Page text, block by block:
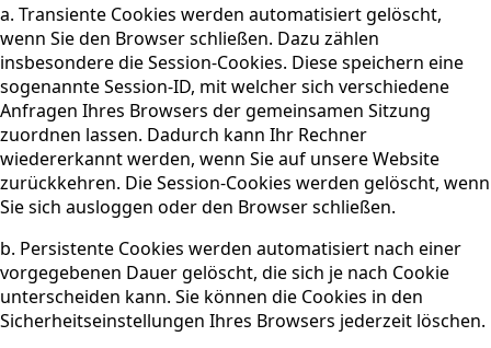
a. Transiente Cookies werden automatisiert gelöscht,
wenn Sie den Browser schließen. Dazu zählen
insbesondere die Session-Cookies. Diese speichern eine
sogenannte Session-ID, mit welcher sich verschiedene
Anfragen Ihres Browsers der gemeinsamen Sitzung
zuordnen lassen. Dadurch kann Ihr Rechner
wiedererkannt werden, wenn Sie auf unsere Website
zurückkehren. Die Session-Cookies werden gelöscht, wenn
Sie sich ausloggen oder den Browser schließen.
b. Persistente Cookies werden automatisiert nach einer
vorgegebenen Dauer gelöscht, die sich je nach Cookie
unterscheiden kann. Sie können die Cookies in den
Sicherheitseinstellungen Ihres Browsers jederzeit löschen.